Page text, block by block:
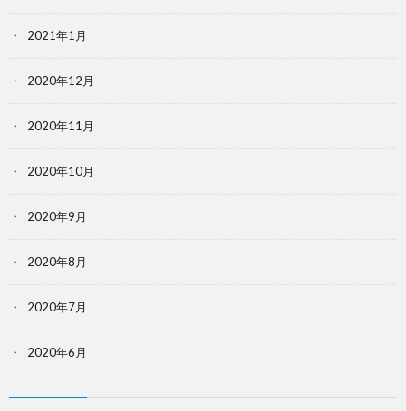
2021年1月
2020年12月
2020年11月
2020年10月
2020年9月
2020年8月
2020年7月
2020年6月